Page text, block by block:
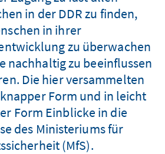
in der DDR zu finden,
in ihrer
zu überwachen
nachhaltig zu beeinflussen
Die hier versammelten
Form und in leicht
Form Einblicke in die
des Ministeriums für
(MfS).